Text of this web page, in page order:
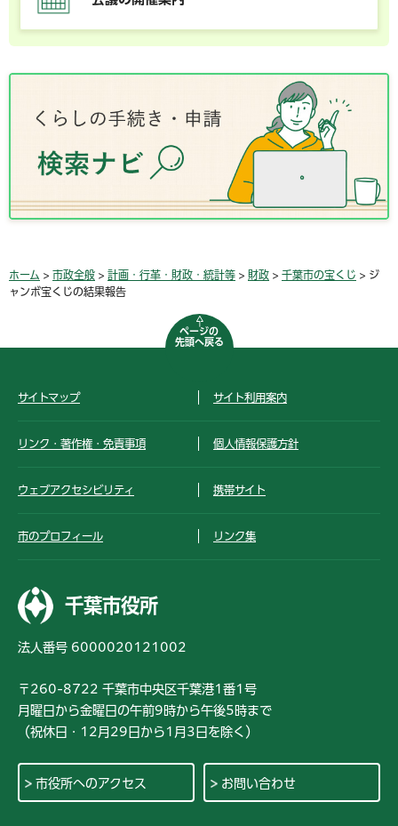
ホーム > 市政全般 > 計画・行革・財政・統計等 > 財政 > 千葉市の宝くじ > ジ
ャンボ宝くじの結果報告
ページの
先頭へ戻る
サイトマップ サイト利用案内
リンク・著作権・免責事項 個人情報保護方針
ウェブアクセシビリティ 携帯サイト
市のプロフィール リンク集
千葉市役所
法人番号 6000020121002
〒260-8722 千葉市中央区千葉港1番1号
月曜日から金曜日の午前9時から午後5時まで
（祝休日・12月29日から1月3日を除く）
市役所へのアクセス お問い合わせ